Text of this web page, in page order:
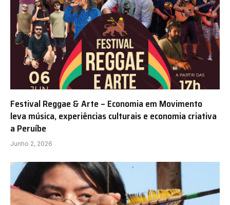
Festival Reggae & Arte – Economia em Movimento
leva música, experiências culturais e economia criativa
a Peruíbe
Junho 2, 2026